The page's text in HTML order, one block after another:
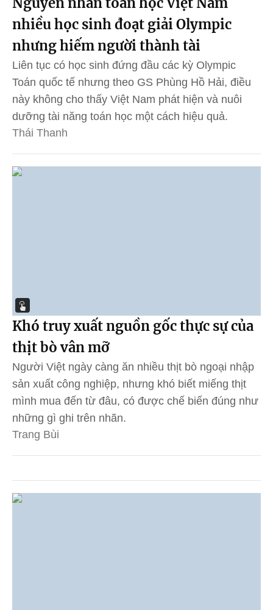
nhiều học sinh đoạt giải Olympic
nhưng hiếm người thành tài
Liên tục có học sinh đứng đầu các kỳ Olympic
Toán quốc tế nhưng theo GS Phùng Hồ Hải, điều
này không cho thấy Việt Nam phát hiện và nuôi
dưỡng tài năng toán học một cách hiệu quả.
Thái Thanh
Khó truy xuất nguồn gốc thực sự của
thịt bò vân mỡ
Người Việt ngày càng ăn nhiều thịt bò ngoại nhập
sản xuất công nghiệp, nhưng khó biết miếng thịt
mình mua đến từ đâu, có được chế biến đúng như
những gì ghi trên nhãn.
Trang Bùi